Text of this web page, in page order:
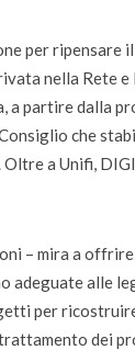
per
nella Rete
a partire dalla
che
a Unifi,
– mira a
adeguate alle
per
dei